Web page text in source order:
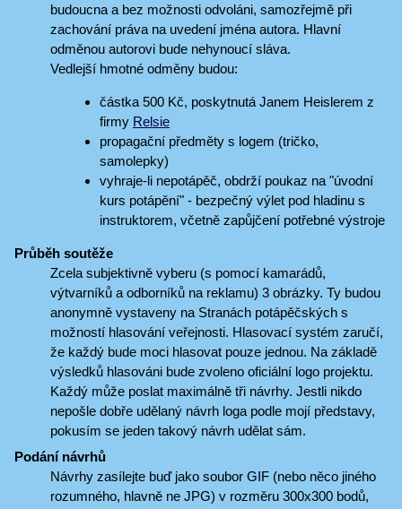
budoucna a bez možnosti odvoláni, samozřejmě při
zachování práva na uvedení jména autora. Hlavní
odměnou autorovi bude nehynoucí sláva.
Vedlejší hmotné odměny budou:
částka 500 Kč, poskytnutá Janem Heislerem z
firmy Relsie
propagační předměty s logem (tričko,
samolepky)
vyhraje-li nepotápěč, obdrží poukaz na "úvodní
kurs potápění" - bezpečný výlet pod hladinu s
instruktorem, včetně zapůjčení potřebné výstroje
Průběh soutěže
Zcela subjektivně vyberu (s pomocí kamarádů,
výtvarníků a odborníků na reklamu) 3 obrázky. Ty budou
anonymně vystaveny na Stranách potápěčských s
možností hlasování veřejnosti. Hlasovací systém zaručí,
že každý bude moci hlasovat pouze jednou. Na základě
výsledků hlasováni bude zvoleno oficiální logo projektu.
Každý může poslat maximálně tři návrhy. Jestli nikdo
nepošle dobře udělaný návrh loga podle mojí představy,
pokusím se jeden takový návrh udělat sám.
Podání návrhů
Návrhy zasílejte buď jako soubor GIF (nebo něco jiného
rozumného, hlavně ne JPG) v rozměru 300x300 bodů,